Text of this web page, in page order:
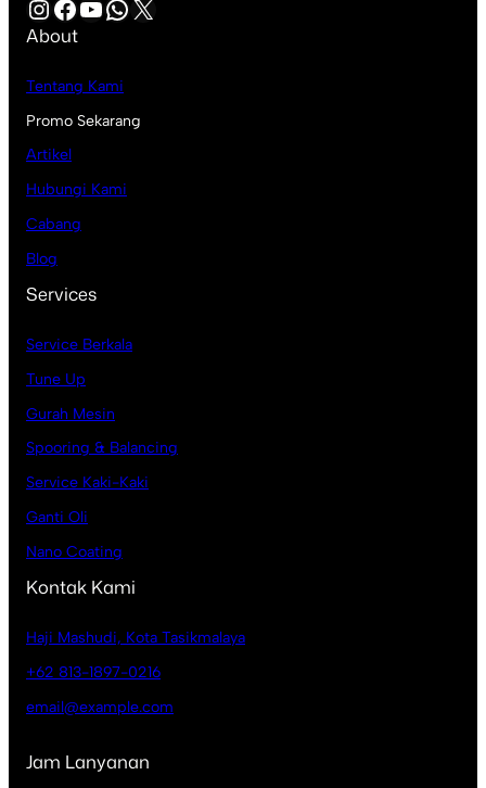
InstagramFacebook YouTube WhatsApp X
About
Tentang Kami
Promo Sekarang
Artikel
Hubungi Kami
Cabang
Blog
Services
Service Berkala
Tune Up
Gurah Mesin
Spooring & Balancing
Service Kaki-Kaki
Ganti Oli
Nano Coating
Kontak Kami
Haji Mashudi, Kota Tasikmalaya
+62 813-1897-0216
email@example.com
Jam Lanyanan